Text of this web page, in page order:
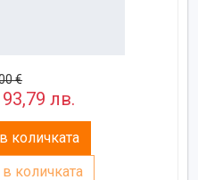
€
лв.
количката
количката